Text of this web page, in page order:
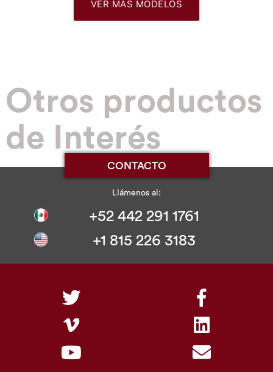
VER MÁS MODELOS
Otros productos
de Interés
CONTACTO
Llámenos al:
+52 442 291 1761
+1 815 226 3183